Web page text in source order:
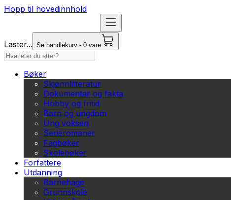
Hopp til hovedinnhold
Laster... Se handlekurv - 0 vare
Bøker
Skjønnlitteratur
Dokumentar og fakta
Hobby og fritid
Barn og ungdom
Ung voksen
Serieromaner
Fagbøker
Skolebøker
Forfattere
Utdanning
Barnehage
Grunnskole